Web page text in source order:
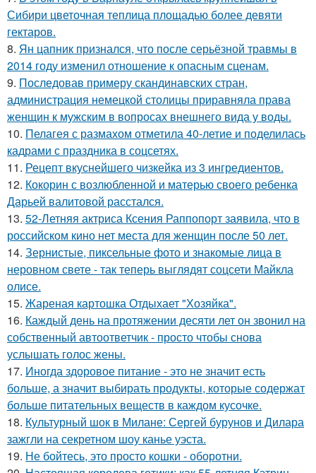
Сибири цветочная теплица площадью более девяти
гектаров.
8. Ян цапник признался, что после серьёзной травмы в
2014 году изменил отношение к опасным сценам.
9. Последовав примеру скандинавских стран,
администрация немецкой столицы приравняла права
женщин к мужским в вопросах внешнего вида у воды.
10. Пелагея с размахом отметила 40-летие и поделилась
кадрами с праздника в соцсетях.
11. Рецепт вкуснейшего чизкейка из 3 ингредиентов.
12. Кокорин с возлюбленной и матерью своего ребенка
Дарьей валитовой расстался.
13. 52-Летняя актриса Ксения Раппопорт заявила, что в
российском кино нет места для женщин после 50 лет.
14. Зернистые, пиксельные фото и знакомые лица в
неровном свете - так теперь выглядят соцсети Майкла
олисе.
15. Жареная картошка Отдыхает "Хозяйка".
16. Каждый день на протяжении десяти лет он звонил на
собственный автоответчик - просто чтобы снова
услышать голос жены.
17. Иногда здоровое питание - это не значит есть
больше, а значит выбирать продукты, которые содержат
больше питательных веществ в каждом кусочке.
18. Культурный шок в Милане: Сергей бурунов и Дилара
зажгли на секретном шоу канье уэста.
19. Не бойтесь, это просто кошки - оборотни.